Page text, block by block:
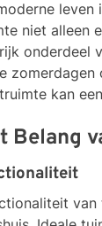
niet alleen
onderdeel
kan
Belang